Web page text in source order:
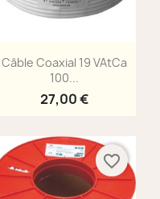
Aperçu rapide
Câble Coaxial 19 VAtCa
100...
27,00 €
favorite_border